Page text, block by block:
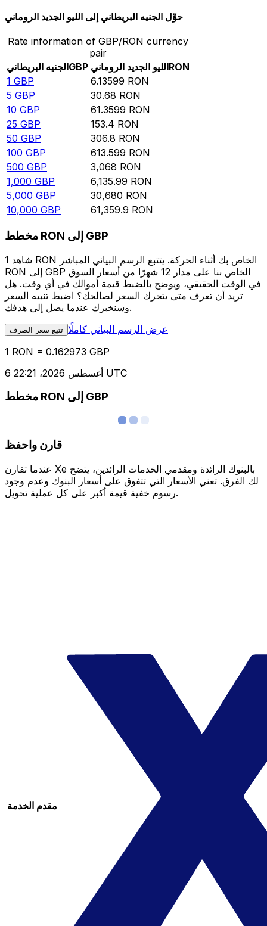
حوِّل الجنيه البريطاني إلى الليو الجديد الروماني
Rate information of GBP/RON currency
pair
الجنيه البريطانيGBP الليو الجديد الرومانيRON
1 GBP 6.13599 RON
5 GBP 30.68 RON
10 GBP 61.3599 RON
25 GBP 153.4 RON
50 GBP 306.8 RON
100 GBP 613.599 RON
500 GBP 3,068 RON
1,000 GBP 6,135.99 RON
5,000 GBP 30,680 RON
10,000 GBP 61,359.9 RON
مخطط RON إلى GBP
شاهد 1 RON الخاص بك أثناء الحركة. يتتبع الرسم البياني المباشر
RON إلى GBP الخاص بنا على مدار 12 شهرًا من أسعار السوق
في الوقت الحقيقي، ويوضح بالضبط قيمة أموالك في أي وقت. هل
تريد أن تعرف متى يتحرك السعر لصالحك؟ اضبط تنبيه السعر
وسنخبرك عندما يصل إلى هدفك.
تتبع سعر الصرف عرض الرسم البياني كاملًا
1 RON = 0.162973 GBP
6 أغسطس 2026، 22:21 UTC
مخطط RON إلى GBP
قارن واحفظ
عندما تقارن Xe بالبنوك الرائدة ومقدمي الخدمات الرائدين، يتضح
لك الفرق. تعني الأسعار التي تتفوق على أسعار البنوك وعدم وجود
رسوم خفية قيمة أكبر على كل عملية تحويل.
مقدم الخدمة